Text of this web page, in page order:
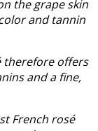
the grape skin
and tannin
therefore offers
and a fine,
French rosé